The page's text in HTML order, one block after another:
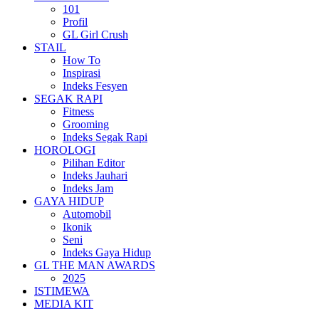
101
Profil
GL Girl Crush
STAIL
How To
Inspirasi
Indeks Fesyen
SEGAK RAPI
Fitness
Grooming
Indeks Segak Rapi
HOROLOGI
Pilihan Editor
Indeks Jauhari
Indeks Jam
GAYA HIDUP
Automobil
Ikonik
Seni
Indeks Gaya Hidup
GL THE MAN AWARDS
2025
ISTIMEWA
MEDIA KIT